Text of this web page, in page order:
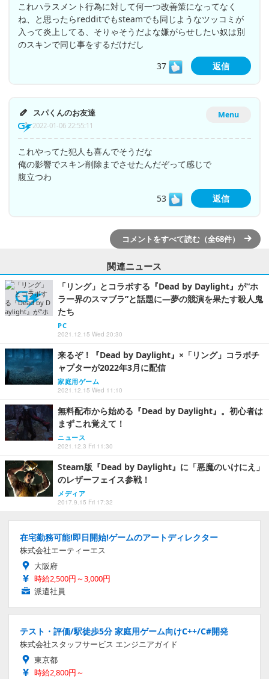
これハラスメント行為に対して何一つ改善策になってなく
ね、と思ったらredditでもsteamでも同じようなツッコミが
入って炎上してる、そりゃそうだよな嫌がらせしたい奴は別
のスキンで同じ事をするだけだし
37
返信
Menu
スパくんのお友達
2022-01-06 22:55:11
これやってた犯人も喜んでそうだな
俺の影響でスキン削除までさせたんだぞって感じで
腹立つわ
53
返信
コメントをすべて読む（全68件）
関連ニュース
「リング」とコラボする『Dead by Daylight』が“ホ
ラー界のスマブラ”と話題に―夢の競演を果たす殺人鬼
たち
PC
2021.12.15 Wed 20:30
来るぞ！『Dead by Daylight』×「リング」コラボチ
ャプターが2022年3月に配信
家庭用ゲーム
2021.12.15 Wed 11:10
無料配布から始める『Dead by Daylight』。初心者は
まずこれ覚えて！
ニュース
2021.12.3 Fri 11:30
Steam版『Dead by Daylight』に「悪魔のいけにえ」
のレザーフェイス参戦！
メディア
2017.9.15 Fri 17:32
在宅勤務可能!即日開始!ゲームのアートディレクター
株式会社エーティーエス
大阪府
時給2,500円～3,000円
派遣社員
テスト・評価/駅徒歩5分 家庭用ゲーム向けC++/C#開発
株式会社スタッフサービス エンジニアガイド
東京都
時給2,800円～